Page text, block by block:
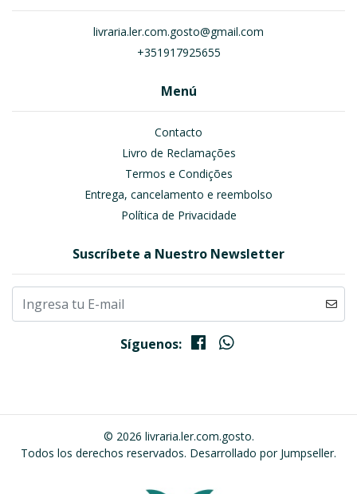
livraria.ler.com.gosto@gmail.com
+351917925655
Menú
Contacto
Livro de Reclamações
Termos e Condições
Entrega, cancelamento e reembolso
Política de Privacidade
Suscríbete a Nuestro Newsletter
Síguenos:
© 2026 livraria.ler.com.gosto.
Todos los derechos reservados. Desarrollado por Jumpseller.